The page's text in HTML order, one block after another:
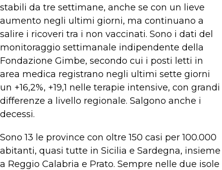
stabili da tre settimane, anche se con un lieve
aumento negli ultimi giorni, ma continuano a
salire i ricoveri tra i non vaccinati. Sono i dati del
monitoraggio settimanale indipendente della
Fondazione Gimbe, secondo cui i posti letti in
area medica registrano negli ultimi sette giorni
un +16,2%, +19,1 nelle terapie intensive, con grandi
differenze a livello regionale. Salgono anche i
decessi.
Sono 13 le province con oltre 150 casi per 100.000
abitanti, quasi tutte in Sicilia e Sardegna, insieme
a Reggio Calabria e Prato. Sempre nelle due isole